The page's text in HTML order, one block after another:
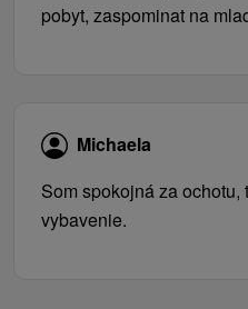
pobyt, zaspominat na
Michaela
Som spokojná za ochotu,
vybavenie.